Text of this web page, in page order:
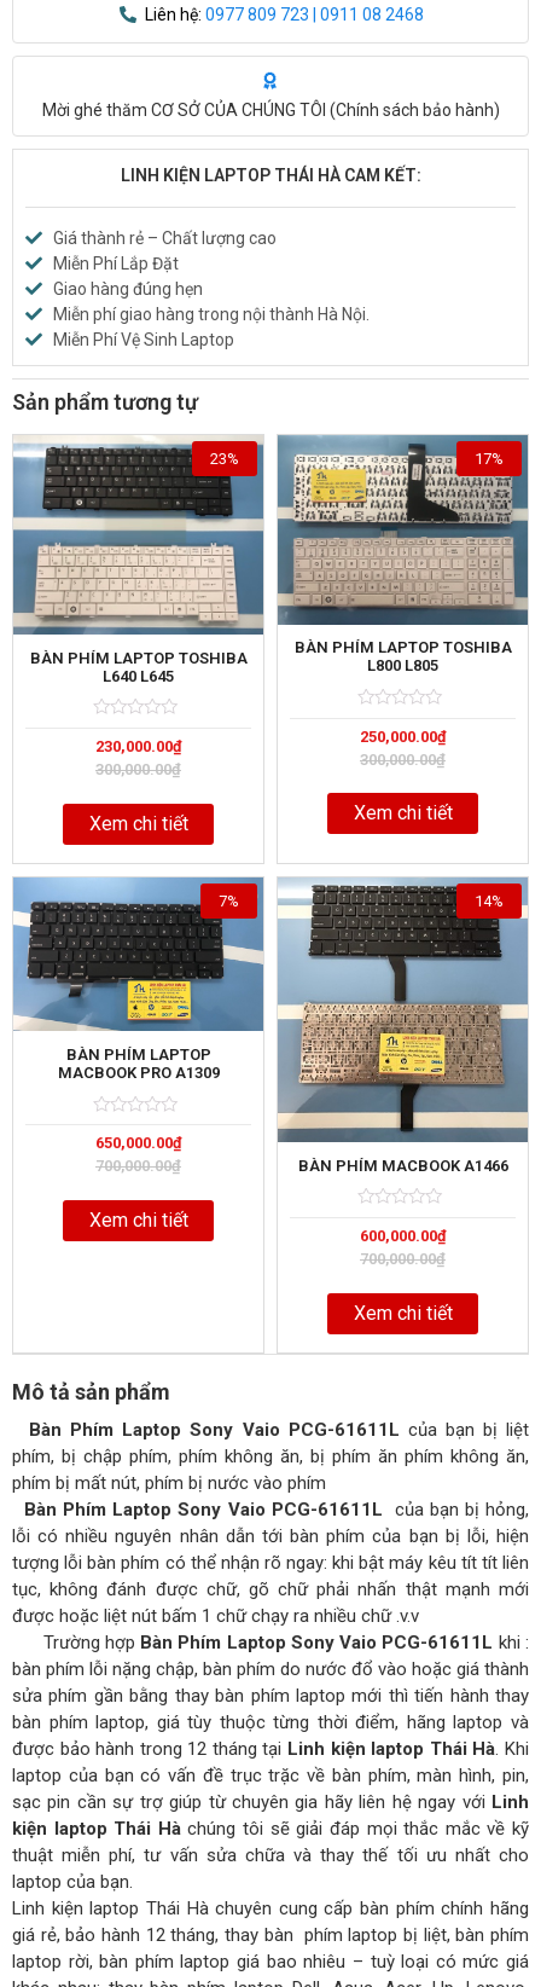
Liên hệ: 0977 809 723 | 0911 08 2468
Mời ghé thăm CƠ SỞ CỦA CHÚNG TÔI (Chính sách bảo hành)
LINH KIỆN LAPTOP THÁI HÀ CAM KẾT:
Giá thành rẻ – Chất lượng cao
Miễn Phí Lắp Đặt
Giao hàng đúng hẹn
Miễn phí giao hàng trong nội thành Hà Nội.
Miễn Phí Vệ Sinh Laptop
Sản phẩm tương tự
BÀN PHÍM LAPTOP TOSHIBA
L640 L645
0
out
of
300,000.00₫
230,000.00₫
23%
Xem chi tiết
BÀN PHÍM LAPTOP TOSHIBA
L800 L805
0
out
of
300,000.00₫
250,000.00₫
17%
Xem chi tiết
BÀN PHÍM LAPTOP
MACBOOK PRO A1309
0
out
of
700,000.00₫
650,000.00₫
7%
Xem chi tiết
BÀN PHÍM MACBOOK A1466
0
out
of
700,000.00₫
600,000.00₫
14%
Xem chi tiết
Mô tả sản phẩm
Bàn Phím Laptop Sony Vaio PCG-61611L của bạn bị liệt
phím, bị chập phím, phím không ăn, bị phím ăn phím không ăn,
phím bị mất nút, phím bị nước vào phím
Bàn Phím Laptop Sony Vaio PCG-61611L của bạn bị hỏng,
lỗi có nhiều nguyên nhân dẫn tới bàn phím của bạn bị lỗi, hiện
tượng lỗi bàn phím có thể nhận rõ ngay: khi bật máy kêu tít tít liên
tục, không đánh được chữ, gõ chữ phải nhấn thật mạnh mới
được hoặc liệt nút bấm 1 chữ chạy ra nhiều chữ .v.v
Trường hợp Bàn Phím Laptop Sony Vaio PCG-61611L khi :
bàn phím lỗi nặng chập, bàn phím do nước đổ vào hoặc giá thành
sửa phím gần bằng thay bàn phím laptop mới thì tiến hành thay
bàn phím laptop, giá tùy thuộc từng thời điểm, hãng laptop và
được bảo hành trong 12 tháng tại Linh kiện laptop Thái Hà . Khi
laptop của bạn có vấn đề trục trặc về bàn phím, màn hình, pin,
sạc pin cần sự trợ giúp từ chuyên gia hãy liên hệ ngay với Linh
kiện laptop Thái Hàchúng tôi sẽ giải đáp mọi thắc mắc về kỹ
thuật miễn phí, tư vấn sửa chữa và thay thế tối ưu nhất cho
laptop của bạn.
Linh kiện laptop Thái Hà chuyên cung cấp bàn phím chính hãng
giá rẻ, bảo hành 12 tháng, thay bàn phím laptop bị liệt, bàn phím
laptop rời, bàn phím laptop giá bao nhiêu – tuỳ loại có mức giá